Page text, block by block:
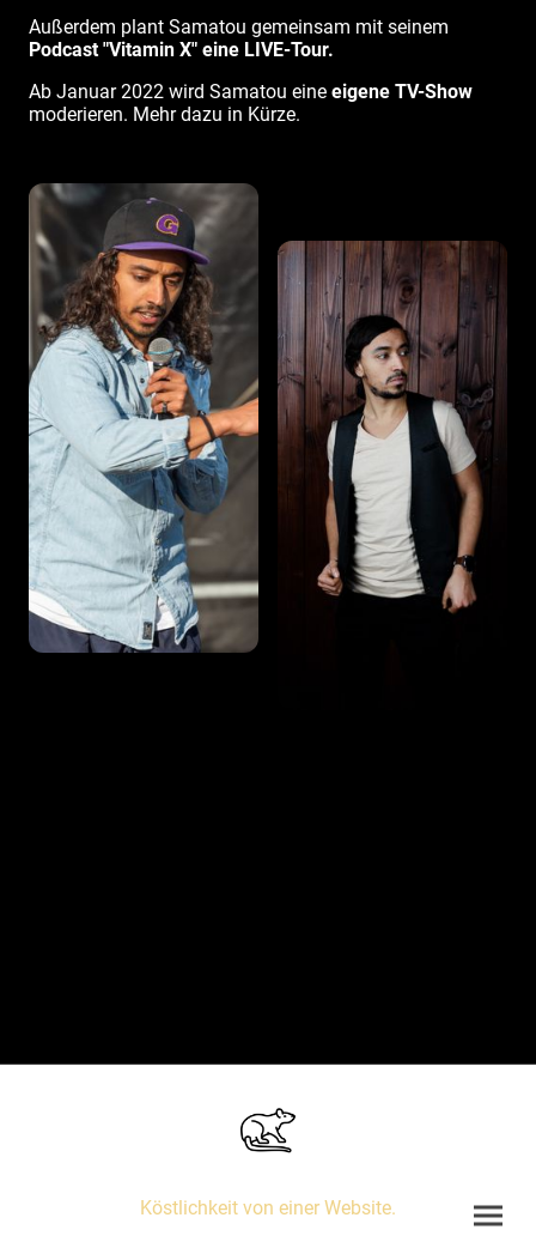
Außerdem plant Samatou gemeinsam mit seinem
Podcast "Vitamin X" eine LIVE-Tour.
Ab Januar 2022 wird Samatou eine eigene TV-Show
moderieren. Mehr dazu in Kürze.
Köstlichkeit von einer Website.